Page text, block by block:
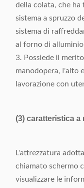
idraulica del pistone
variabile 40L
Pressione massima
operazione
della colata, che ha
sistema a spruzzo
sistema di
al forno di
3. Possiede il
manodopera, l'alto
lavorazione con
(3) caratteristica
L'attrezzatura
chiamato schermo
visualizzare le